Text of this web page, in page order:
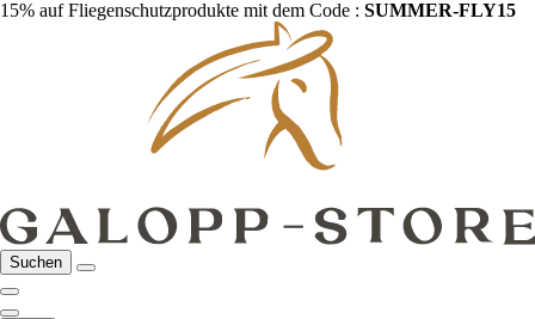
15% auf Fliegenschutzprodukte mit dem Code : SUMMER-FLY15
Suchen